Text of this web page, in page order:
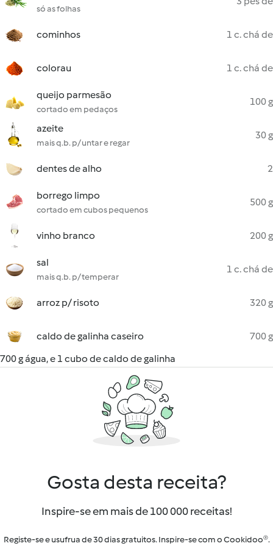
só as folhas
cominhos 1 c. chá de
colorau 1 c. chá de
queijo parmesão
cortado em pedaços
100 g
azeite
mais q.b. p/ untar e regar
30 g
dentes de alho 2
borrego limpo
cortado em cubos pequenos
500 g
vinho branco 200 g
sal
mais q.b. p/ temperar
1 c. chá de
arroz p/ risoto 320 g
caldo de galinha caseiro
700 g
700 g água, e 1 cubo de caldo de galinha
Gosta desta receita?
Inspire-se em mais de 100 000 receitas!
Registe-se e usufrua de 30 dias gratuitos. Inspire-se com o Cookidoo®.